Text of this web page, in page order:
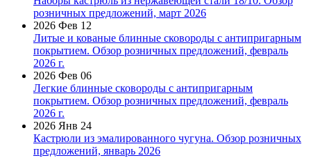
розничных предложений, март 2026
2026 Фев 12
Литые и кованые блинные сковороды с антипригарным
покрытием. Обзор розничных предложений, февраль
2026 г.
2026 Фев 06
Легкие блинные сковороды с антипригарным
покрытием. Обзор розничных предложений, февраль
2026 г.
2026 Янв 24
Кастрюли из эмалированного чугуна. Обзор розничных
предложений, январь 2026